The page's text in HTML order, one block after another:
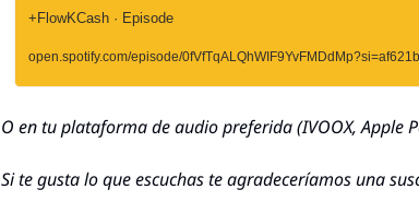
+FlowKCash · Episode
open.spotify.com/episode/
O en tu plataforma de audio preferida (IVOOX, Apple
Si te gusta lo que escuchas te agradeceríamos una